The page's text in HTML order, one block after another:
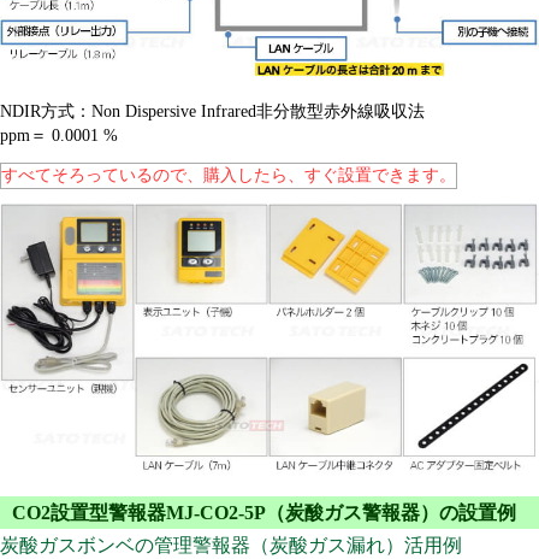
NDIR方式：Non Dispersive Infrared非分散型赤外線吸収法
ppm＝ 0.0001 %
すべてそろっているので、購入したら、すぐ設置できます。
CO2設置型警報器MJ-CO2-5P（炭酸ガス警報器）の設置例
炭酸ガスボンベの管理警報器（炭酸ガス漏れ）活用例